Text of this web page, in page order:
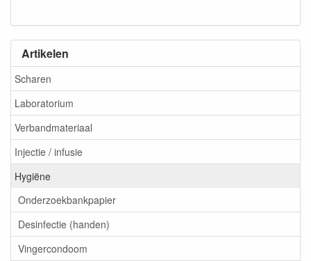
Artikelen
Scharen
Laboratorium
Verbandmateriaal
Injectie / infusie
Hygiëne
Onderzoekbankpapier
Desinfectie (handen)
Vingercondoom